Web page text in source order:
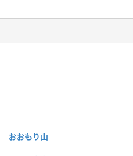
おおもり山